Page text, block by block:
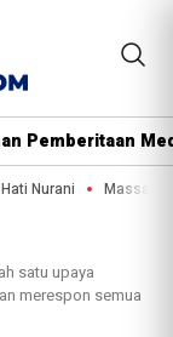
Pemberitaan
212 Hanya Bisa
satu upaya
merespon semua